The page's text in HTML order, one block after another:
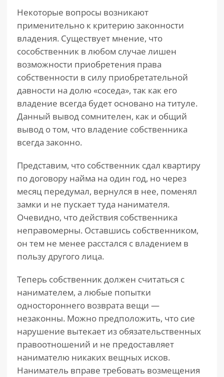
Некоторые вопросы возникают
применительно к критерию законности
владения. Существует мнение, что
сособственник в любом случае лишен
возможности приобретения права
собственности в силу приобретательной
давности на долю «соседа», так как его
владение всегда будет основано на титуле.
Данный вывод сомнителен, как и общий
вывод о том, что владение собственника
всегда законно.
Представим, что собственник сдал квартиру
по договору найма на один год, но через
месяц передумал, вернулся в нее, поменял
замки и не пускает туда нанимателя.
Очевидно, что действия собственника
неправомерны. Оставшись собственником,
он тем не менее расстался с владением в
пользу другого лица.
Теперь собственник должен считаться с
нанимателем, а любые попытки
одностороннего возврата вещи —
незаконны. Можно предположить, что сие
нарушение вытекает из обязательственных
правоотношений и не предоставляет
нанимателю никаких вещных исков.
Наниматель вправе требовать возмещения